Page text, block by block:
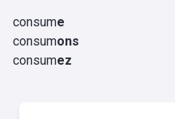
consume
consumons
consumez